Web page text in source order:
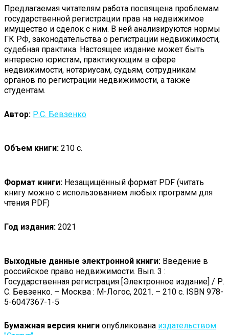
Предлагаемая читателям работа посвящена проблемам
государственной регистрации прав на недвижимое
имущество и сделок с ним. В ней анализируются нормы
ГК РФ, законодательства о регистрации недвижимости,
судебная практика. Настоящее издание может быть
интересно юристам, практикующим в сфере
недвижимости, нотариусам, судьям, сотрудникам
органов по регистрации недвижимости, а также
студентам.
Автор: Р.С. Бевзенко
Объем книги: 210 с.
Формат книги: Незащищённый формат PDF (читать
книгу можно с использованием любых программ для
чтения PDF)
Год издания: 2021
Выходные данные электронной книги: Введение в
российское право недвижимости. Вып. 3 :
Государственная регистрация [Электронное издание] / Р.
С. Бевзенко. – Москва : М-Логос, 2021. – 210 с. ISBN 978-
5-6047367-1-5
Бумажная версия книги опубликована издательством